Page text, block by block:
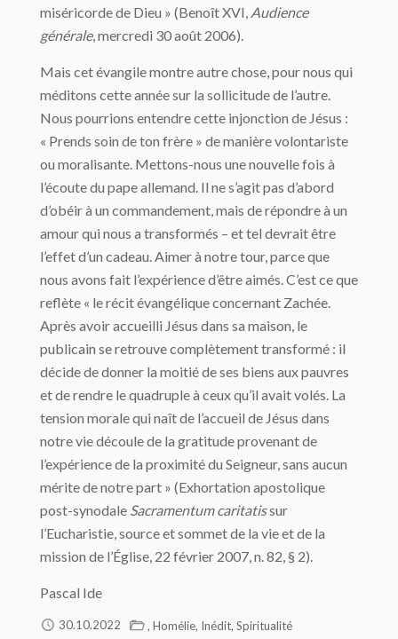
miséricorde de Dieu » (Benoît XVI, Audience
générale, mercredi 30 août 2006).
Mais cet évangile montre autre chose, pour nous qui
méditons cette année sur la sollicitude de l’autre.
Nous pourrions entendre cette injonction de Jésus :
« Prends soin de ton frère » de manière volontariste
ou moralisante. Mettons-nous une nouvelle fois à
l’écoute du pape allemand. Il ne s’agit pas d’abord
d’obéir à un commandement, mais de répondre à un
amour qui nous a transformés – et tel devrait être
l’effet d’un cadeau. Aimer à notre tour, parce que
nous avons fait l’expérience d’être aimés. C’est ce que
reflète « le récit évangélique concernant Zachée.
Après avoir accueilli Jésus dans sa maison, le
publicain se retrouve complètement transformé : il
décide de donner la moitié de ses biens aux pauvres
et de rendre le quadruple à ceux qu’il avait volés. La
tension morale qui naît de l’accueil de Jésus dans
notre vie découle de la gratitude provenant de
l’expérience de la proximité du Seigneur, sans aucun
mérite de notre part » (Exhortation apostolique
post-synodale Sacramentum caritatissur
l’Eucharistie, source et sommet de la vie et de la
mission de l’Église, 22 février 2007, n. 82, § 2).
Pascal Ide
30.10.2022 , Homélie, Inédit, Spiritualité